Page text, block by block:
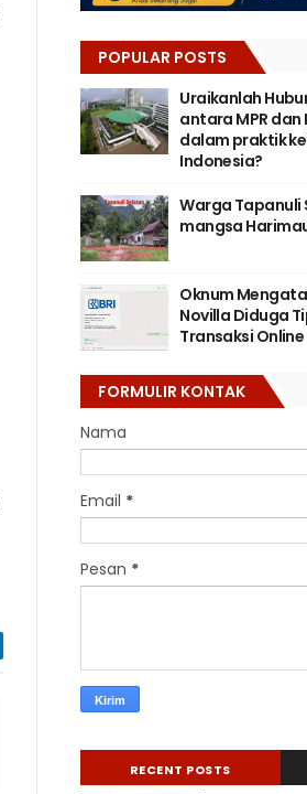
POPULAR POSTS
Uraikanlah
antara MPR dan
dalam praktik
Indonesia?
Warga Tapanuli
mangsa
Oknum
Novilla Diduga
Transaksi Online
FORMULIR KONTAK
Nama
Email *
Pesan *
RECENT POSTS